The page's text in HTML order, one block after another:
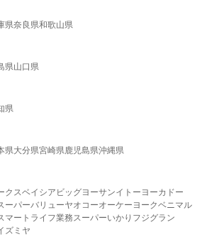
県奈良県和歌山県
県山口県
県
県大分県宮崎県鹿児島県沖縄県
クスベイシア ビッグヨーサンイトーヨーカドー
ーパーバリューヤオコーオーケー ヨークベニマル
マート ライフ業務スーパーいかり フジグラン
ズミヤ